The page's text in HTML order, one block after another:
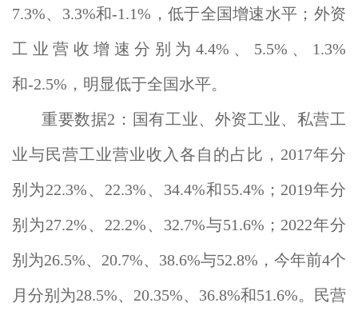
7.3%、3.3%和-1.1%，低于全国增速水平；外资
工业营收增速分别为4.4%、5.5%、1.3%
和-2.5%，明显低于全国水平。
重要数据2：国有工业、外资工业、私营工
业与民营工业营业收入各自的占比，2017年分
别为22.3%、22.3%、34.4%和55.4%；2019年分
别为27.2%、22.2%、32.7%与51.6%；2022年分
别为26.5%、20.7%、38.6%与52.8%，今年前4个
月分别为28.5%、20.35%、36.8%和51.6%。民营